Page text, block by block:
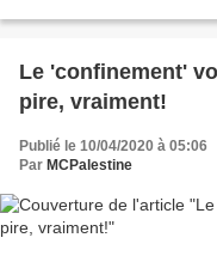
Le 'confinement'
pire, vraiment!
Publié le 10/04/2020 à 05:06
Par MCPalestine